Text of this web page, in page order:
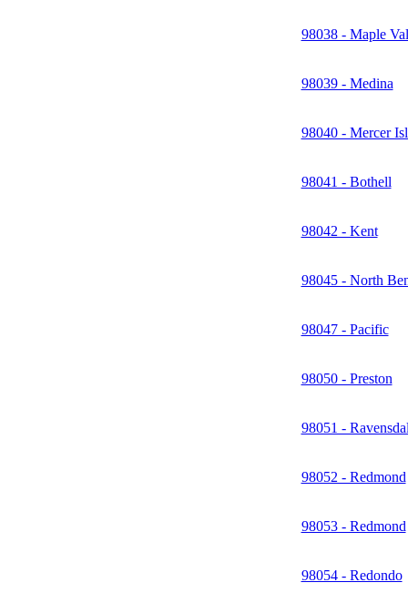
98038 - Maple
98039 - Medina
98040 - Mercer
98041 - Bothell
98042 - Kent
98045 - North
98047 - Pacific
98050 - Preston
98051 -
98052 - Redmond
98053 - Redmond
98054 - Redondo